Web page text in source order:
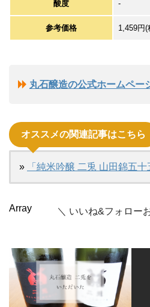
酸度 -
参考価格 1,459円(
丸石醸造の公式ホームペー
オススメの関連記事はこちら
» 「純米吟醸 二兎 山田錦五
＼ いいね&フォロー
Array